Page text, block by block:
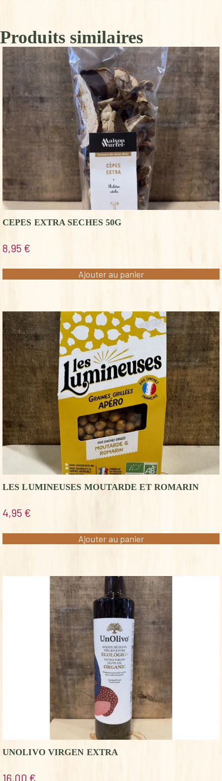
Produits similaires
CEPES EXTRA SECHES 50G
8,95 €
Ajouter au panier
LES LUMINEUSES MOUTARDE ET ROMARIN
4,95 €
Ajouter au panier
UNOLIVO VIRGEN EXTRA
16,00 €